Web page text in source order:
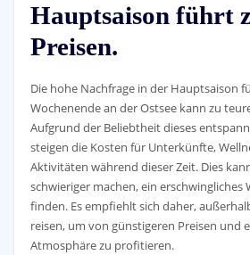
Hauptsaison führt
Preisen.
Die hohe Nachfrage in der Hauptsaison
Wochenende an der Ostsee kann zu
Aufgrund der Beliebtheit dieses
steigen die Kosten für Unterkünfte,
Aktivitäten während dieser Zeit. Dies
schwieriger machen, ein erschwingliches
finden. Es empfiehlt sich daher,
reisen, um von günstigeren Preisen und
Atmosphäre zu profitieren.